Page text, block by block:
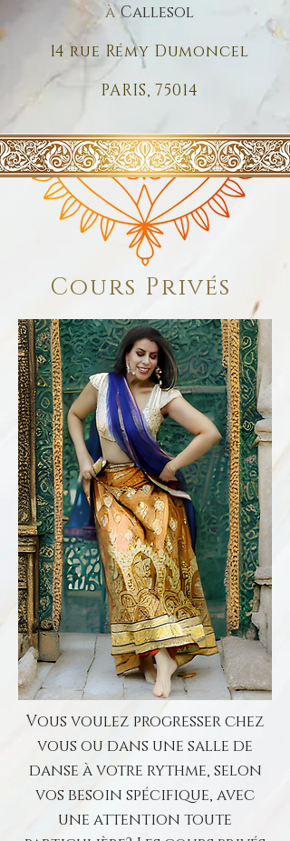
àCallesol
14 rue Rémy Dumoncel
PARIS, 75014
Cours Privés
Vous voulez progresser chez
vous ou dans une salle de
danse à votre rythme, selon
vos besoin spécifique, avec
une attention toute